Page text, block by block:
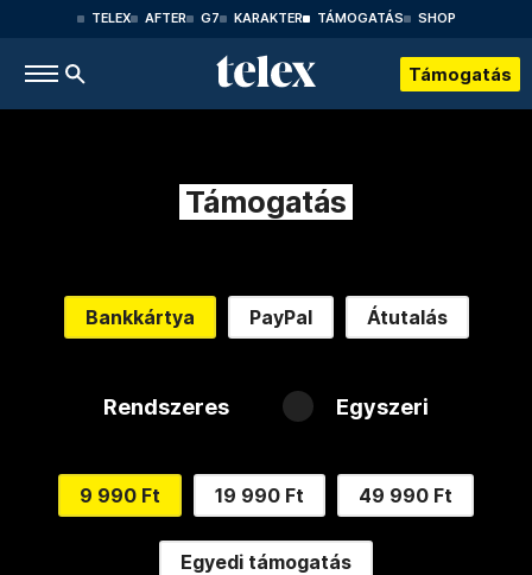
TELEX AFTER G7 KARAKTER TÁMOGATÁS SHOP
Támogatás
Támogatás
Bankkártya PayPal Átutalás
Rendszeres Egyszeri
9 990 Ft 19 990 Ft 49 990 Ft
Egyedi támogatás